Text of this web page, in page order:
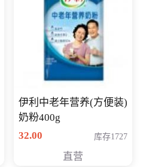
伊利中老年营养(方便装)
奶粉400g
32.00
库存1727
直营